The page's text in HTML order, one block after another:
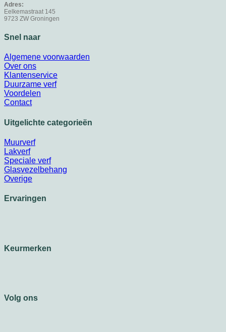
Adres:
Eelkemastraat 145
9723 ZW Groningen
Snel naar
Algemene voorwaarden
Over ons
Klantenservice
Duurzame verf
Voordelen
Contact
Uitgelichte categorieën
Muurverf
Lakverf
Speciale verf
Glasvezelbehang
Overige
Ervaringen
Keurmerken
Volg ons